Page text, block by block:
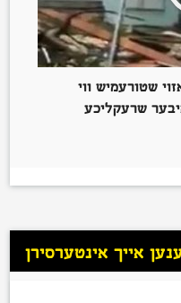
שטורעמיש ווי
שרעקליכע
אייך אינטערסירן